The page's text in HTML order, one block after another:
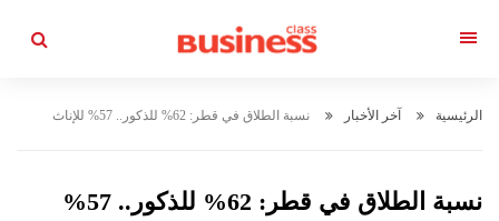
الرئيسية آخر الأخبار نسبة الطلاق في قطر: 62% للذكور.. 57% للإناث
نسبة الطلاق في قطر: 62% للذكور.. 57%